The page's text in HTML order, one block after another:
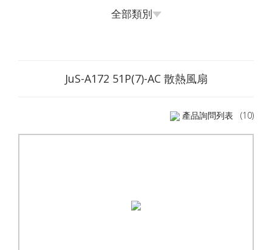
全部類別
JuS-A172 51P(7)-AC 散熱風扇
產品詢問列表 (10)